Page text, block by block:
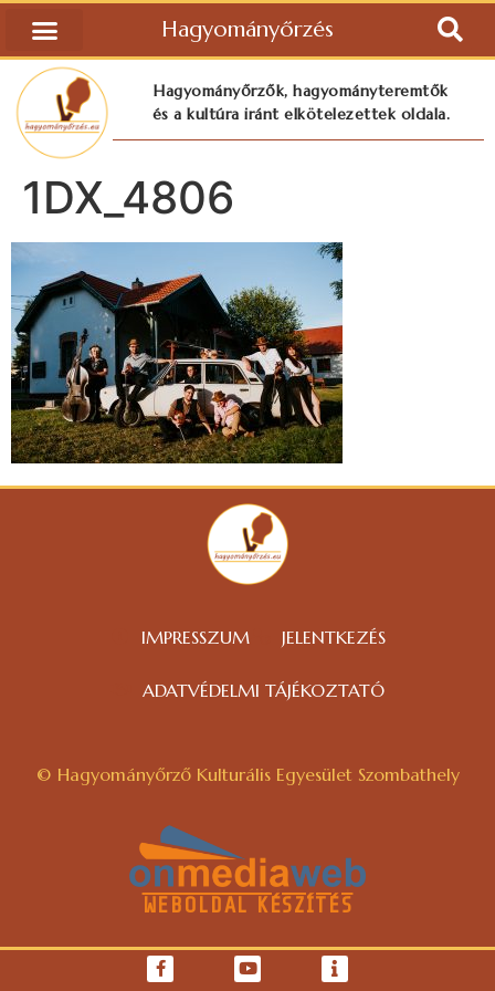
Hagyományőrzés
Hagyományőrzők, hagyományteremtők
és a kultúra iránt elkötelezettek oldala.
1DX_4806
IMPRESSZUM JELENTKEZÉS
ADATVÉDELMI TÁJÉKOZTATÓ
© Hagyományőrző Kulturális Egyesület Szombathely
WEBOLDAL KÉSZÍTÉS